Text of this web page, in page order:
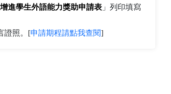
進學生外語能力獎助申請表 」列印填寫
證照。[申請期程請點我查閱]